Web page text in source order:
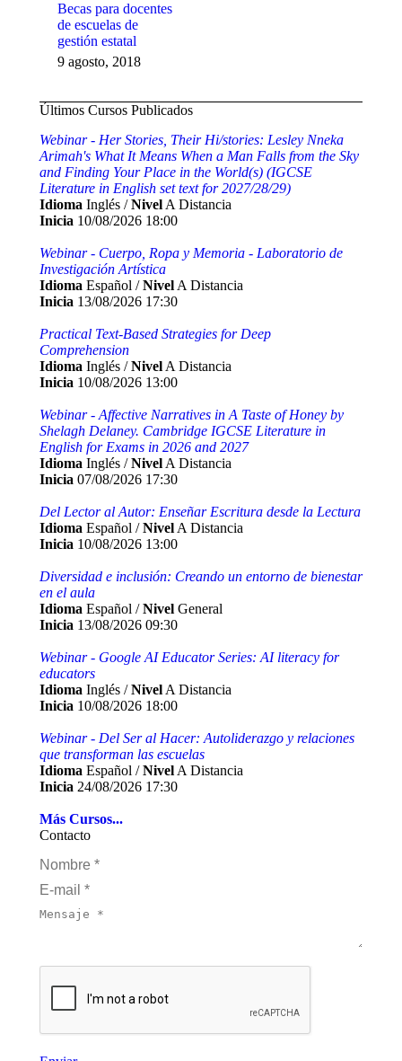
Becas para docentes
de escuelas de
gestión estatal
9 agosto, 2018
Últimos Cursos Publicados
Webinar - Her Stories, Their Hi/stories: Lesley Nneka
Arimah's What It Means When a Man Falls from the Sky
and Finding Your Place in the World(s) (IGCSE
Literature in English set text for 2027/28/29)
Idioma Inglés /Nivel A Distancia
Inicia 10/08/2026 18:00
Webinar - Cuerpo, Ropa y Memoria - Laboratorio de
Investigación Artística
Idioma Español /Nivel A Distancia
Inicia 13/08/2026 17:30
Practical Text-Based Strategies for Deep
Comprehension
Idioma Inglés /Nivel A Distancia
Inicia 10/08/2026 13:00
Webinar - Affective Narratives in A Taste of Honey by
Shelagh Delaney. Cambridge IGCSE Literature in
English for Exams in 2026 and 2027
Idioma Inglés /Nivel A Distancia
Inicia 07/08/2026 17:30
Del Lector al Autor: Enseñar Escritura desde la Lectura
Idioma Español /Nivel A Distancia
Inicia 10/08/2026 13:00
Diversidad e inclusión: Creando un entorno de bienestar
en el aula
Idioma Español /Nivel General
Inicia 13/08/2026 09:30
Webinar - Google AI Educator Series: AI literacy for
educators
Idioma Inglés /Nivel A Distancia
Inicia 10/08/2026 18:00
Webinar - Del Ser al Hacer: Autoliderazgo y relaciones
que transforman las escuelas
Idioma Español /Nivel A Distancia
Inicia 24/08/2026 17:30
Más Cursos...
Contacto
Nombre *
E-mail *
Mensaje *